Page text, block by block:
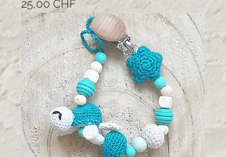
Prix
25,00 CHF